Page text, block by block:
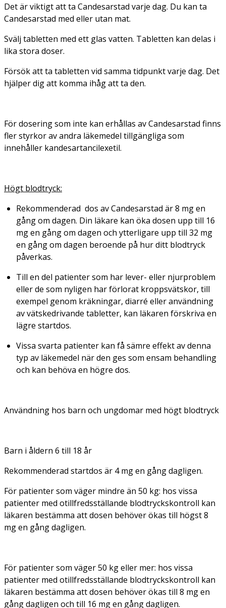
Det är viktigt att ta Candesarstad varje dag. Du kan ta
Candesarstad med eller utan mat.
Svälj tabletten med ett glas vatten. Tabletten kan delas i
lika stora doser.
Försök att ta tabletten vid samma tidpunkt varje dag. Det
hjälper dig att komma ihåg att ta den.
För dosering som inte kan erhållas av Candesarstad finns
fler styrkor av andra läkemedel tillgängliga som
innehåller kandesartancilexetil.
Högt blodtryck:
Rekommenderad dos av Candesarstad är 8 mg en
gång om dagen. Din läkare kan öka dosen upp till 16
mg en gång om dagen och ytterligare upp till 32 mg
en gång om dagen beroende på hur ditt blodtryck
påverkas.
Till en del patienter som har lever- eller njurproblem
eller de som nyligen har förlorat kroppsvätskor, till
exempel genom kräkningar, diarré eller användning
av vätskedrivande tabletter, kan läkaren förskriva en
lägre startdos.
Vissa svarta patienter kan få sämre effekt av denna
typ av läkemedel när den ges som ensam behandling
och kan behöva en högre dos.
Användning hos barn och ungdomar med högt blodtryck
Barn i åldern 6 till 18 år
Rekommenderad startdos är 4 mg en gång dagligen.
För patienter som väger mindre än 50 kg: hos vissa
patienter med otillfredsställande blodtryckskontroll kan
läkaren bestämma att dosen behöver ökas till högst 8
mg en gång dagligen.
För patienter som väger 50 kg eller mer: hos vissa
patienter med otillfredsställande blodtryckskontroll kan
läkaren bestämma att dosen behöver ökas till 8 mg en
gång dagligen och till 16 mg en gång dagligen.